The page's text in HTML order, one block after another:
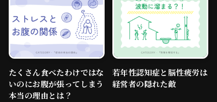
たくさん食べたわけではな
いのにお腹が張ってしまう
本当の理由とは？
若年性認知症と脳性疲労は
経営者の隠れた敵